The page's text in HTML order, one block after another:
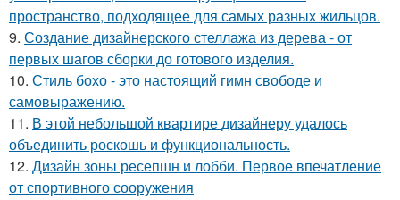
пространство, подходящее для самых разных жильцов.
9. Создание дизайнерского стеллажа из дерева - от
первых шагов сборки до готового изделия.
10. Стиль бохо - это настоящий гимн свободе и
самовыражению.
11. В этой небольшой квартире дизайнеру удалось
объединить роскошь и функциональность.
12. Дизайн зоны ресепшн и лобби. Первое впечатление
от спортивного сооружения